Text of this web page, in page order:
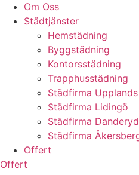
Om Oss
Städtjänster
Hemstädning
Byggstädning
Kontorsstädning
Trapphusstädning
Städfirma
Städfirma Lidingö
Städfirma Danderyd
Städfirma
Offert
Offert